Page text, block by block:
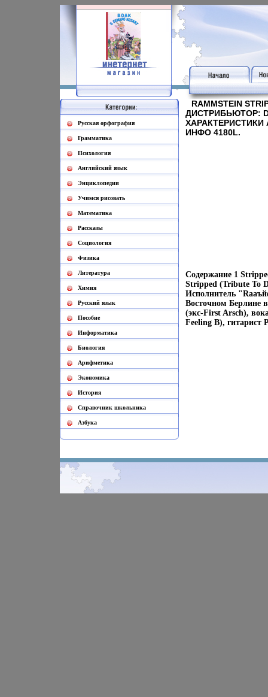
Русская орфография
Грамматика
Психология
Английский язык
Энциклопедии
Учимся рисовать
Математика
Рассказы
Социология
Физика
Литература
Химия
Русский язык
Пособие
Информатика
Биология
Арифметика
Экономика
История
Cправочник школьника
Азбука
RAMMSTEIN
ДИСТРИБЬЮТОР:
ХАРАКТЕРИСТИКИ
ИНФО 4180L.
Содержание 1
Stripped (Tribute To
Исполнитель
Восточном Берлине
(экс-First Arsch),
Feeling B), гитарист